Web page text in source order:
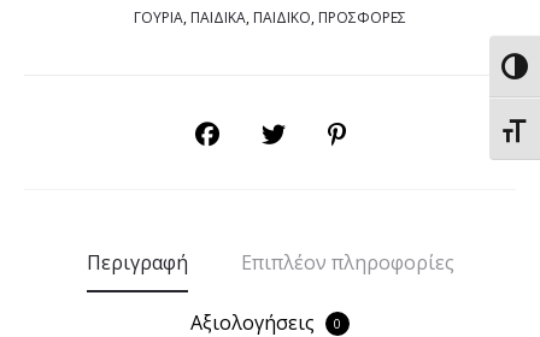
ΓΟΥΡΙΑ, ΠΑΙΔΙΚΑ, ΠΑΙΔΙΚΟ, ΠΡΟΣΦΟΡΕΣ
SHARE
Περιγραφή Επιπλέον πληροφορίες
Αξιολογήσεις 0